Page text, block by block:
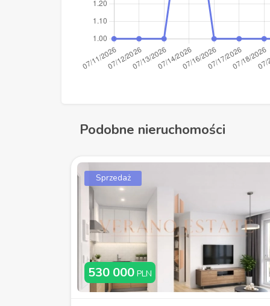
Podobne nieruchomości
Sprzedaż
530 000 PLN